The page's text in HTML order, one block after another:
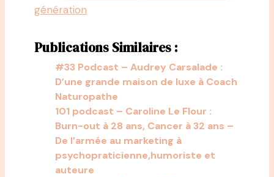
génération
Publications Similaires :
#33 Podcast – Audrey Carsalade :
D’une grande maison de luxe à Coach
Naturopathe
101 podcast – Caroline Le Flour :
Burn-out à 28 ans, Cancer à 32 ans –
De l’armée au marketing à
psychopraticienne,humoriste et
auteure